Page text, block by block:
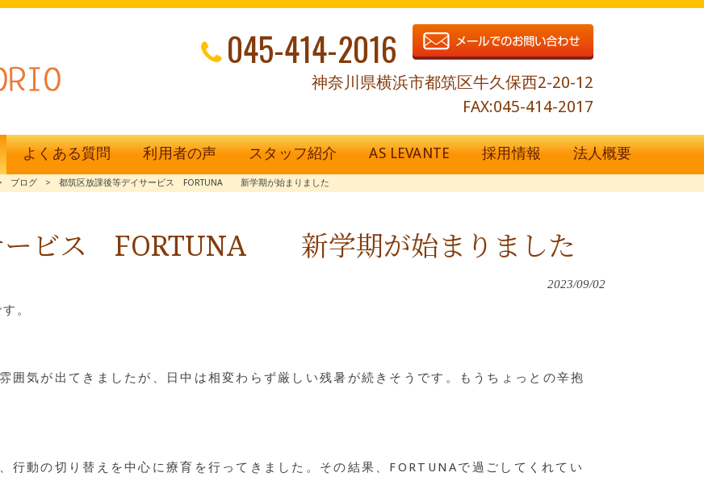
045-414-2016
神奈川県横浜市都筑区牛久保西2-20-12
FAX:045-414-2017
よくある質問 利用者の声 スタッフ紹介 AS LEVANTE 採用情報 法人概要
ブログ > 都筑区放課後等デイサービス FORTUNA 新学期が始まりました
ービス FORTUNA 新学期が始まりました
2023/09/02
。
囲気が出てきましたが、日中は相変わらず厳しい残暑が続きそうです。もうちょっとの辛抱
行動の切り替えを中心に療育を行ってきました。その結果、FORTUNAで過ごしてくれてい